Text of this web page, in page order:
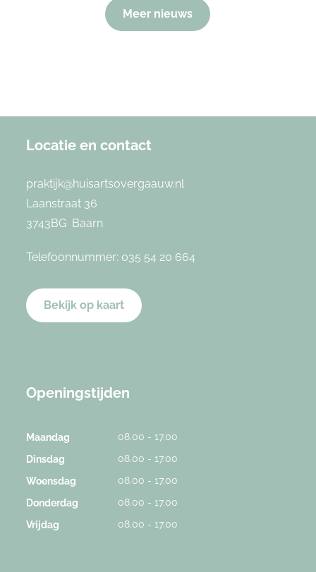
Meer nieuws
Locatie en contact
praktijk@huisartsovergaauw.nl
Laanstraat 36
3743BG Baarn
Telefoonnummer: 035 54 20 664
Bekijk op kaart
Openingstijden
Maandag 08.00 - 17.00
Dinsdag 08.00 - 17.00
Woensdag 08.00 - 17.00
Donderdag 08.00 - 17.00
Vrijdag 08.00 - 17.00